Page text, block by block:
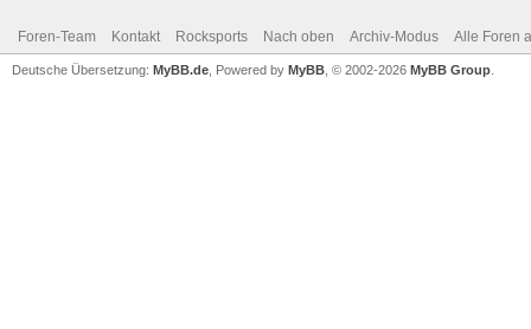
Foren-Team Kontakt Rocksports Nach oben Archiv-Modus Alle Foren
Deutsche Übersetzung: MyBB.de , Powered by MyBB , © 2002-2026 MyBB Group